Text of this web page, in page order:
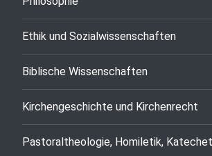
Ethik und Sozialwissenschaften
Biblische Wissenschaften
Kirchengeschichte und Kirchenrecht
Pastoraltheologie, Homiletik,